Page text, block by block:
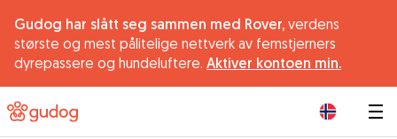
Gudog har slått seg sammen med Rover, verdens
største og mest pålitelige nettverk av femstjerners
dyrepassere og hundeluftere. Aktiver kontoen min.